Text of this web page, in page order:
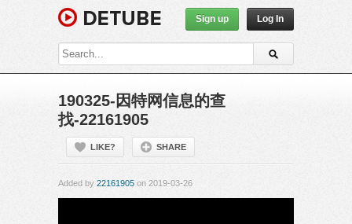
Sign up Log In
190325-因特网信息的查
找-22161905
LIKE? SHARE
Added by 22161905 on 2019-03-26